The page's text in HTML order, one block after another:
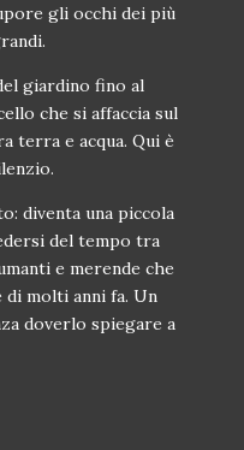
gli occhi dei più
giardino fino al
che si affaccia sul
terra e acqua. Qui è
diventa una piccola
del tempo tra
e merende che
di molti anni fa. Un
doverlo spiegare a